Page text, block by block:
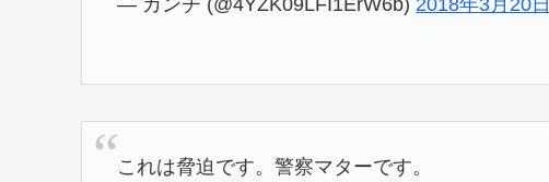
これは脅迫です。警察マターです。